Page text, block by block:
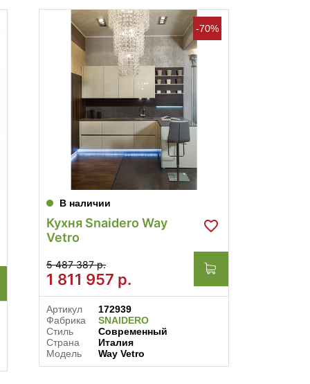
-70%
В наличии
Кухня Snaidero Way
Vetro
5 487 387 р.
1 811 957 р.
Артикул
172939
Фабрика
SNAIDERO
Стиль
Современный
Страна
Италия
Модель
Way Vetro